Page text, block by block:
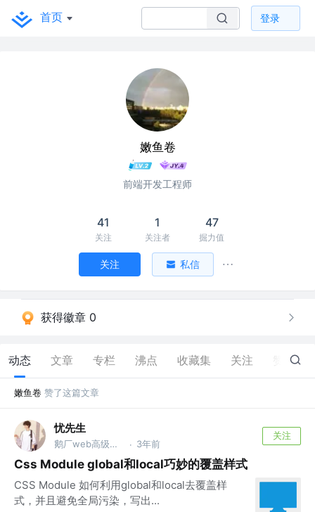
首页 登录
嫩鱼卷
前端开发工程师
41
关注
1
关注者
47
掘力值
关注 私信
获得徽章 0
动态 文章 专栏 沸点 收藏集 关注 49
嫩鱼卷 赞了这篇文章
忧先生
鹅厂web高级研发 · 3年前
关注
Css Module global和local巧妙的覆盖样式
CSS Module 如何利用global和local去覆盖样
式，并且避免全局污染，写出...